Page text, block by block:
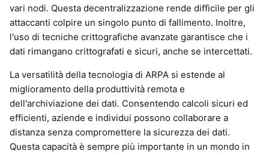
vari nodi. Questa decentralizzazione rende difficile per gli
attaccanti colpire un singolo punto di fallimento. Inoltre,
l'uso di tecniche crittografiche avanzate garantisce che i
dati rimangano crittografati e sicuri, anche se intercettati.
La versatilità della tecnologia di ARPA si estende al
miglioramento della produttività remota e
dell'archiviazione dei dati. Consentendo calcoli sicuri ed
efficienti, aziende e individui possono collaborare a
distanza senza compromettere la sicurezza dei dati.
Questa capacità è sempre più importante in un mondo in